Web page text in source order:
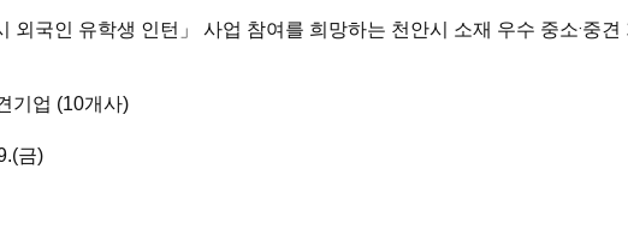
외국인 유학생 인턴」 사업 참여를 희망하는 천안시 소재 우수 중소·중
기업 (10개사)
금)